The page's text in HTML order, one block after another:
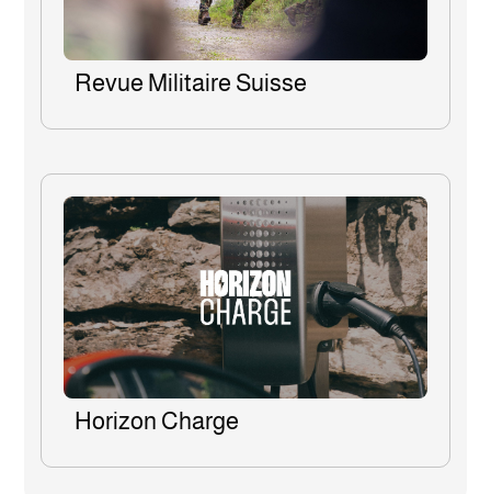
Revue Militaire Suisse
Horizon Charge